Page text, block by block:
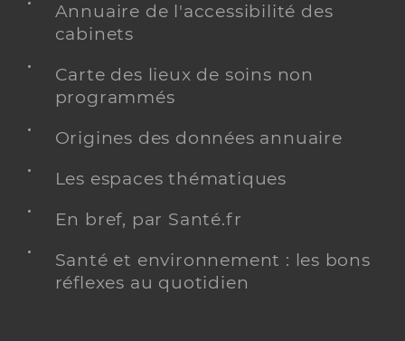
Annuaire de l'accessibilité des
cabinets
Carte des lieux de soins non
programmés
Origines des données annuaire
Les espaces thématiques
En bref, par Santé.fr
Santé et environnement : les bons
réflexes au quotidien